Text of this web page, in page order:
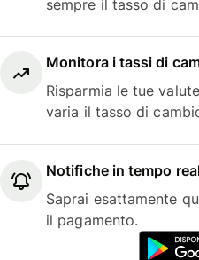
sempre il tasso di
Monitora i tassi di
Risparmia le tue
varia il tasso di
Notifiche in tempo
Saprai esattamente
il pagamento.